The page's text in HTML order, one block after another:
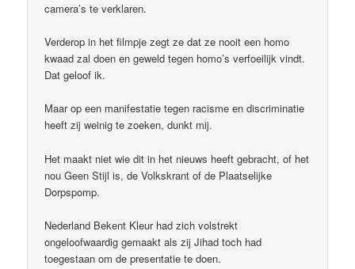
camera’s te verklaren.
Verderop in het filmpje zegt ze dat ze nooit een homo
kwaad zal doen en geweld tegen homo’s verfoeilijk vindt.
Dat geloof ik.
Maar op een manifestatie tegen racisme en discriminatie
heeft zij weinig te zoeken, dunkt mij.
Het maakt niet wie dit in het nieuws heeft gebracht, of het
nou Geen Stijl is, de Volkskrant of de Plaatselijke
Dorpspomp.
Nederland Bekent Kleur had zich volstrekt
ongeloofwaardig gemaakt als zij Jihad toch had
toegestaan om de presentatie te doen.